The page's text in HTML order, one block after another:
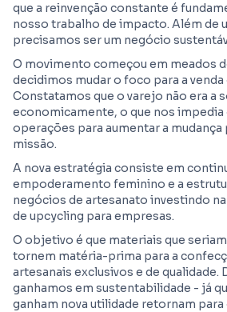
que a reinvenção constante é
nosso trabalho de impacto. Além de
precisamos ser um negócio
O movimento começou em meados
decidimos mudar o foco para a venda
Constatamos que o varejo não era a
economicamente, o que nos impedia
operações para aumentar a mudança
missão.
A nova estratégia consiste em
empoderamento feminino e a
negócios de artesanato investindo
de upcycling para empresas.
O objetivo é que materiais que
tornem matéria-prima para a
artesanais exclusivos e de qualidade.
ganhamos em sustentabilidade - já
ganham nova utilidade retornam